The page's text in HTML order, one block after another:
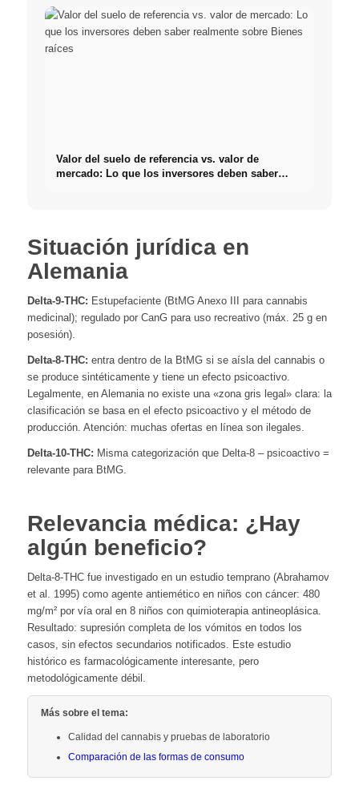
Valor del suelo de referencia vs. valor de
mercado: Lo que los inversores deben saber
Situación jurídica en
Alemania
Delta-9-THC: Estupefaciente (BtMG Anexo III para cannabis
medicinal); regulado por CanG para uso recreativo (máx. 25 g en
posesión).
Delta-8-THC: entra dentro de la BtMG si se aísla del cannabis o
se produce sintéticamente y tiene un efecto psicoactivo.
Legalmente, en Alemania no existe una «zona gris legal» clara: la
clasificación se basa en el efecto psicoactivo y el método de
producción. Atención: muchas ofertas en línea son ilegales.
Delta-10-THC: Misma categorización que Delta-8 – psicoactivo =
relevante para BtMG.
Relevancia médica: ¿Hay
algún beneficio?
Delta-8-THC fue investigado en un estudio temprano (Abrahamov
et al. 1995) como agente antiemético en niños con cáncer: 480
mg/m² por vía oral en 8 niños con quimioterapia antineoplásica.
Resultado: supresión completa de los vómitos en todos los
casos, sin efectos secundarios notificados. Este estudio
histórico es farmacológicamente interesante, pero
metodológicamente débil.
Más sobre el tema:
Calidad del cannabis y pruebas de laboratorio
Comparación de las formas de consumo